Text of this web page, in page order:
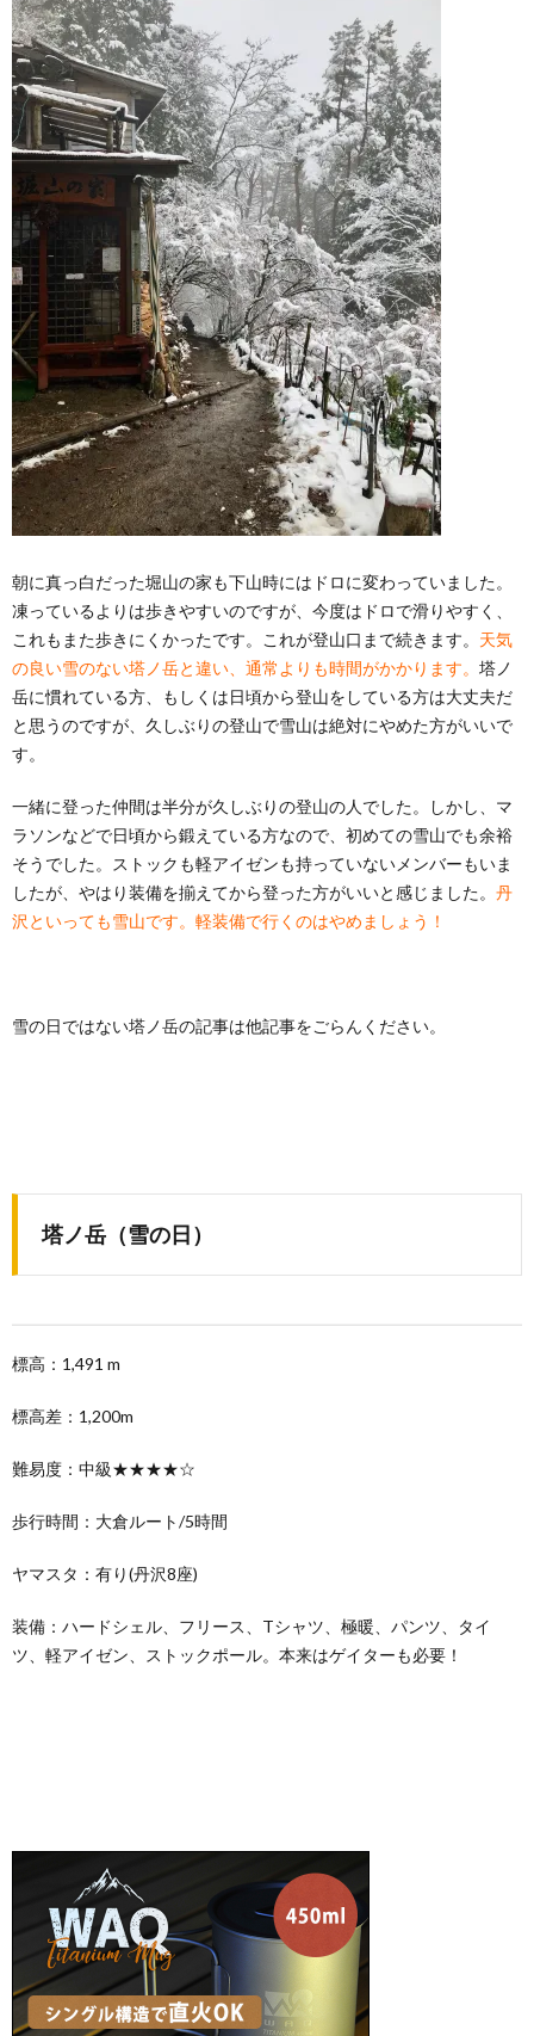
朝に真っ白だった堀山の家も下山時にはドロに変わっていました。
凍っているよりは歩きやすいのですが、今度はドロで滑りやすく、
これもまた歩きにくかったです。これが登山口まで続きます。 天気
の良い雪のない塔ノ岳と違い、通常よりも時間がかかります。 塔ノ
岳に慣れている方、もしくは日頃から登山をしている方は大丈夫だ
と思うのですが、久しぶりの登山で雪山は絶対にやめた方がいいで
す。
一緒に登った仲間は半分が久しぶりの登山の人でした。しかし、マ
ラソンなどで日頃から鍛えている方なので、初めての雪山でも余裕
そうでした。ストックも軽アイゼンも持っていないメンバーもいま
したが、やはり装備を揃えてから登った方がいいと感じました。 丹
沢といっても雪山です。軽装備で行くのはやめましょう！
雪の日ではない塔ノ岳の記事は他記事をごらんください。
塔ノ岳（雪の日）
標高： 1,491 m
標高差：1,200m
難易度：中級★★★★☆
歩行時間：大倉ルート/5時間
ヤマスタ：有り(丹沢8座)
装備：ハードシェル、フリース、Tシャツ、極暖、パンツ、タイ
ツ、軽アイゼン、ストックポール。本来はゲイターも必要！